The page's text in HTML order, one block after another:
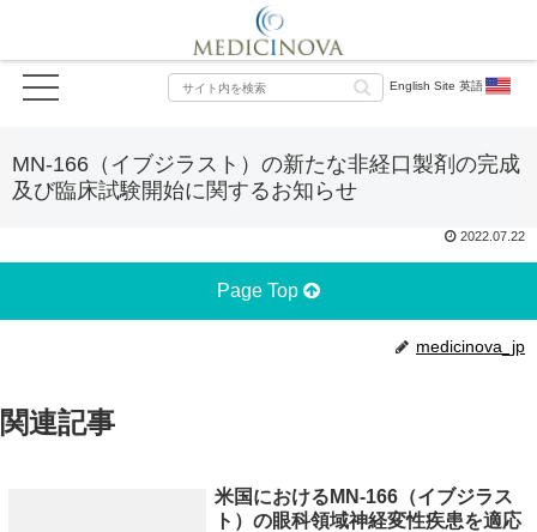
English Site 英語
MN-166（イブジラスト）の新たな非経口製剤の完成
及び臨床試験開始に関するお知らせ
2022.07.22
Page Top
medicinova_jp
関連記事
米国におけるMN-166（イブジラス
ト）の眼科領域神経変性疾患を適応